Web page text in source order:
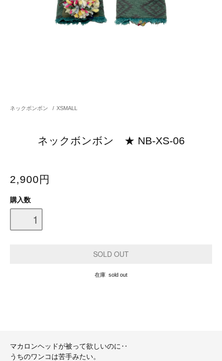
ネックボンボン / XSMALL
ネックボンボン ★ NB-XS-06
2,900円
購入数
在庫 sold out
マカロンヘッドが被って欲しいのに‥
うちのワンコは苦手みたい。